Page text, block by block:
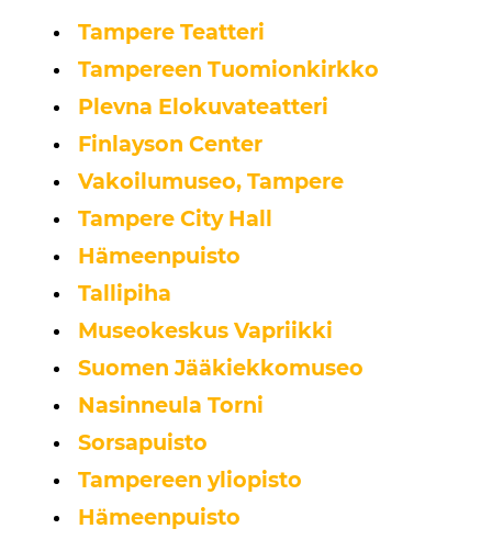
Tampere Teatteri
Tampereen Tuomionkirkko
Plevna Elokuvateatteri
Finlayson Center
Vakoilumuseo, Tampere
Tampere City Hall
Hämeenpuisto
Tallipiha
Museokeskus Vapriikki
Suomen Jääkiekkomuseo
Nasinneula Torni
Sorsapuisto
Tampereen yliopisto
Hämeenpuisto